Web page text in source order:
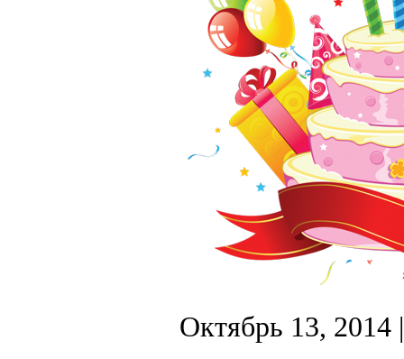
Октябрь 13, 2014